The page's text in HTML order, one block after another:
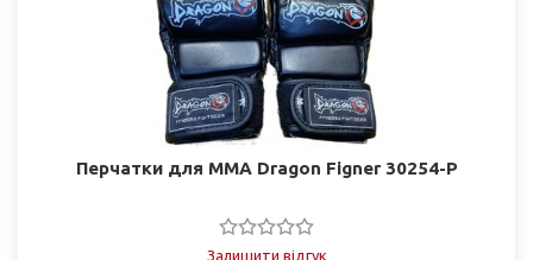
Перчатки для MMA Dragon Figner 30254-P
Залишити відгук